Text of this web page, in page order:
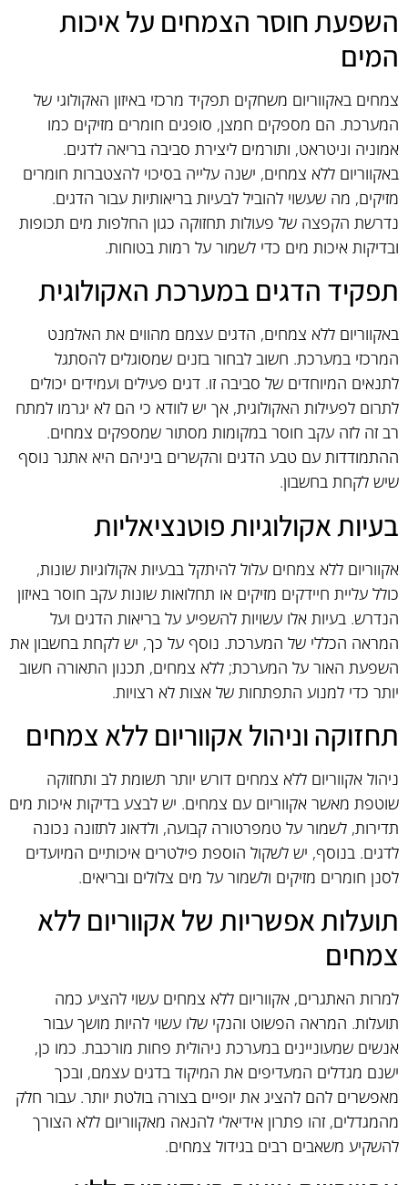
השפעת חוסר הצמחים על איכות
המים
צמחים באקווריום משחקים תפקיד מרכזי באיזון האקולוגי של
המערכת. הם מספקים חמצן, סופגים חומרים מזיקים כמו
אמוניה וניטראט, ותורמים ליצירת סביבה בריאה לדגים.
באקווריום ללא צמחים, ישנה עלייה בסיכוי להצטברות חומרים
מזיקים, מה שעשוי להוביל לבעיות בריאותיות עבור הדגים.
נדרשת הקפצה של פעולות תחזוקה כגון החלפות מים תכופות
ובדיקות איכות מים כדי לשמור על רמות בטוחות.
תפקיד הדגים במערכת האקולוגית
באקווריום ללא צמחים, הדגים עצמם מהווים את האלמנט
המרכזי במערכת. חשוב לבחור בזנים שמסוגלים להסתגל
לתנאים המיוחדים של סביבה זו. דגים פעילים ועמידים יכולים
לתרום לפעילות האקולוגית, אך יש לוודא כי הם לא יגרמו למתח
רב זה לזה עקב חוסר במקומות מסתור שמספקים צמחים.
ההתמודדות עם טבע הדגים והקשרים ביניהם היא אתגר נוסף
שיש לקחת בחשבון.
בעיות אקולוגיות פוטנציאליות
אקווריום ללא צמחים עלול להיתקל בבעיות אקולוגיות שונות,
כולל עליית חיידקים מזיקים או תחלואות שונות עקב חוסר באיזון
הנדרש. בעיות אלו עשויות להשפיע על בריאות הדגים ועל
המראה הכללי של המערכת. נוסף על כך, יש לקחת בחשבון את
השפעת האור על המערכת; ללא צמחים, תכנון התאורה חשוב
יותר כדי למנוע התפתחות של אצות לא רצויות.
תחזוקה וניהול אקווריום ללא צמחים
ניהול אקווריום ללא צמחים דורש יותר תשומת לב ותחזוקה
שוטפת מאשר אקווריום עם צמחים. יש לבצע בדיקות איכות מים
תדירות, לשמור על טמפרטורה קבועה, ולדאוג לתזונה נכונה
לדגים. בנוסף, יש לשקול הוספת פילטרים איכותיים המיועדים
לסנן חומרים מזיקים ולשמור על מים צלולים ובריאים.
תועלות אפשריות של אקווריום ללא
צמחים
למרות האתגרים, אקווריום ללא צמחים עשוי להציע כמה
תועלות. המראה הפשוט והנקי שלו עשוי להיות מושך עבור
אנשים שמעוניינים במערכת ניהולית פחות מורכבת. כמו כן,
ישנם מגדלים המעדיפים את המיקוד בדגים עצמם, ובכך
מאפשרים להם להציג את יופיים בצורה בולטת יותר. עבור חלק
מהמגדלים, זהו פתרון אידיאלי להנאה מאקווריום ללא הצורך
להשקיע משאבים רבים בגידול צמחים.